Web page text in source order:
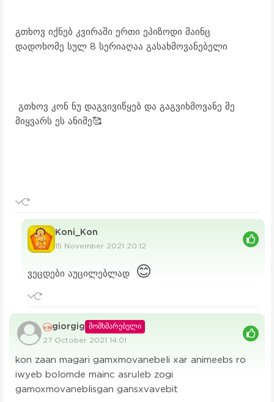
გთხოვ იქნებ კვირაში ერთი ეპიზოდი მაინც
დადოხომე სულ 8 სერიაღაა გასახმოვანებელი
გთხოვ კონ ნუ დაგვივიწყებ და გაგვიხმოვანე მე
მიყვარს ეს ანიმე🥰
Koni_Kon
15 November 2021 20:12
ვეცდები აუცილებლად 😊
giorgig მომხმარებელი
27 October 2021 14:01
kon zaan magari gamxmovanebeli xar animeebs ro
iwyeb bolomde mainc asruleb zogi
gamoxmovaneblisgan gansxvavebit